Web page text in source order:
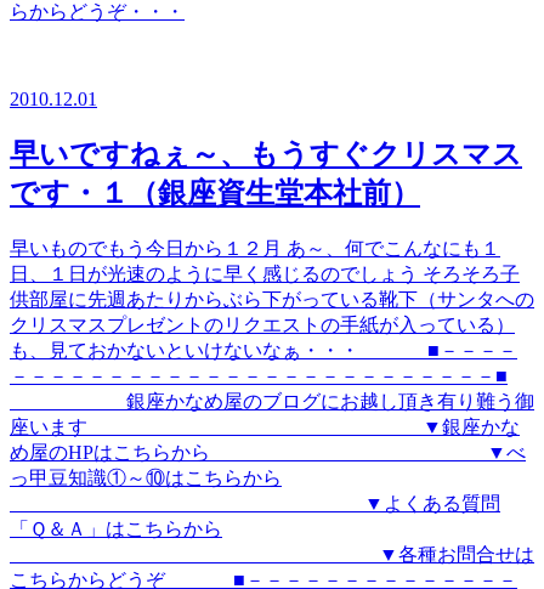
らからどうぞ・・・
2010.12.01
早いですねぇ～、もうすぐクリスマス
です・１（銀座資生堂本社前）
早いものでもう今日から１２月 あ～、何でこんなにも１
日、１日が光速のように早く感じるのでしょう そろそろ子
供部屋に先週あたりからぶら下がっている靴下（サンタへの
クリスマスプレゼントのリクエストの手紙が入っている）
も、見ておかないといけないなぁ・・・ ■－－－－
－－－－－－－－－－－－－－－－－－－－－－－－－■
銀座かなめ屋のブログにお越し頂き有り難う御
座います ▼銀座かな
め屋のHPはこちらから ▼べ
っ甲豆知識①～⑩はこちらから
▼よくある質問
「Ｑ＆Ａ」はこちらから
▼各種お問合せは
こちらからどうぞ ■－－－－－－－－－－－－－－